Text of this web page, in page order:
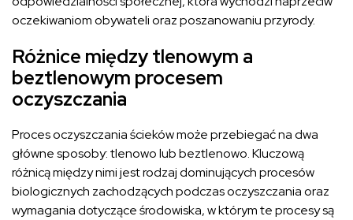
oczekiwaniom obywateli oraz poszanowaniu przyrody.
Różnice między tlenowym a
beztlenowym procesem
oczyszczania
Proces oczyszczania ścieków może przebiegać na dwa
główne sposoby: tlenowo lub beztlenowo. Kluczową
różnicą między nimi jest rodzaj dominujących procesów
biologicznych zachodzących podczas oczyszczania oraz
wymagania dotyczące środowiska, w którym te procesy są